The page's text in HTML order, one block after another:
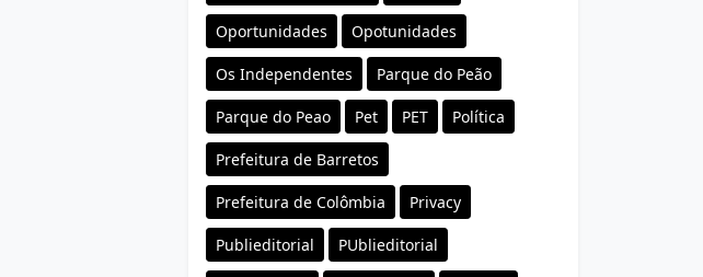
Oportunidades Opotunidades
Os Independentes Parque do Peão
Parque do Peao Pet PET Política
Prefeitura de Barretos
Prefeitura de Colômbia Privacy
Publieditorial PUblieditorial